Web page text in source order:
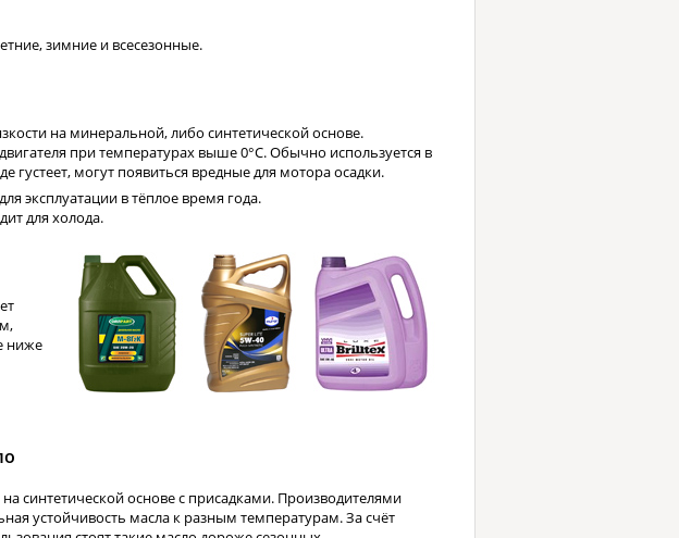
зимние и всесезонные.
на минеральной, либо синтетической основе.
при температурах выше 0°C. Обычно используется в
густеет, могут появиться вредные для мотора осадки.
эксплуатации в тёплое время года.
для холода.
ниже
синтетической основе с присадками. Производителями
устойчивость масла к разным температурам. За счёт